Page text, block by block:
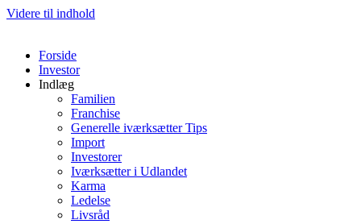
Videre til indhold
Forside
Investor
Indlæg
Familien
Franchise
Generelle iværksætter Tips
Import
Investorer
Iværksætter i Udlandet
Karma
Ledelse
Livsråd